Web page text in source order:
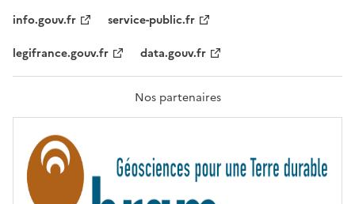
F
A
T
R
T
É
info.gouv.fr
service-public.fr
legifrance.gouv.fr
data.gouv.fr
Nos partenaires